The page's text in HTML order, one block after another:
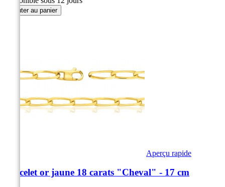
Ajouter au panier
Aperçu rapide
Bracelet or jaune 18 carats "Cheval" - 17 cm